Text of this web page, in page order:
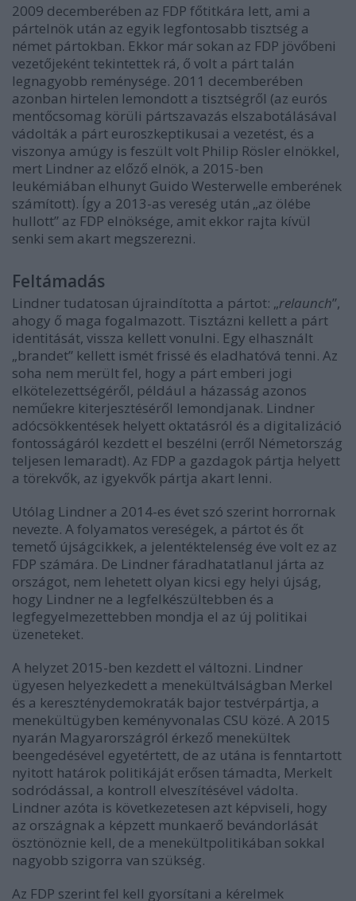
2009 decemberében az FDP főtitkára lett, ami a
pártelnök után az egyik legfontosabb tisztség a
német pártokban. Ekkor már sokan az FDP jövőbeni
vezetőjeként tekintettek rá, ő volt a párt talán
legnagyobb reménysége. 2011 decemberében
azonban hirtelen lemondott a tisztségről (az eurós
mentőcsomag körüli pártszavazás elszabotálásával
vádolták a párt euroszkeptikusai a vezetést, és a
viszonya amúgy is feszült volt Philip Rösler elnökkel,
mert Lindner az előző elnök, a 2015-ben
leukémiában elhunyt Guido Westerwelle emberének
számított). Így a 2013-as vereség után „az ölébe
hullott” az FDP elnöksége, amit ekkor rajta kívül
senki sem akart megszerezni.
Feltámadás
Lindner tudatosan újraindította a pártot: „relaunch”,
ahogy ő maga fogalmazott. Tisztázni kellett a párt
identitását, vissza kellett vonulni. Egy elhasznált
„brandet” kellett ismét frissé és eladhatóvá tenni. Az
soha nem merült fel, hogy a párt emberi jogi
elkötelezettségéről, például a házasság azonos
neműekre kiterjesztéséről lemondjanak. Lindner
adócsökkentések helyett oktatásról és a digitalizáció
fontosságáról kezdett el beszélni (erről Németország
teljesen lemaradt). Az FDP a gazdagok pártja helyett
a törekvők, az igyekvők pártja akart lenni.
Utólag Lindner a 2014-es évet szó szerint horrornak
nevezte. A folyamatos vereségek, a pártot és őt
temető újságcikkek, a jelentéktelenség éve volt ez az
FDP számára. De Lindner fáradhatatlanul járta az
országot, nem lehetett olyan kicsi egy helyi újság,
hogy Lindner ne a legfelkészültebben és a
legfegyelmezettebben mondja el az új politikai
üzeneteket.
A helyzet 2015-ben kezdett el változni. Lindner
ügyesen helyezkedett a menekültválságban Merkel
és a kereszténydemokraták bajor testvérpártja, a
menekültügyben keményvonalas CSU közé. A 2015
nyarán Magyarországról érkező menekültek
beengedésével egyetértett, de az utána is fenntartott
nyitott határok politikáját erősen támadta, Merkelt
sodródással, a kontroll elveszítésével vádolta.
Lindner azóta is következetesen azt képviseli, hogy
az országnak a képzett munkaerő bevándorlását
ösztönöznie kell, de a menekültpolitikában sokkal
nagyobb szigorra van szükség.
Az FDP szerint fel kell gyorsítani a kérelmek